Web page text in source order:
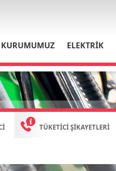
KURUMUMUZ ELEKTRİK
TÜKETİCİ ŞİKAYETLERİ